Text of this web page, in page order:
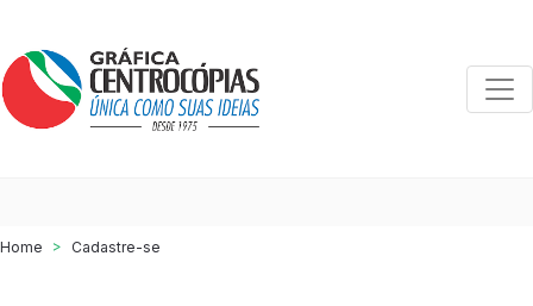
Home Cadastre-se